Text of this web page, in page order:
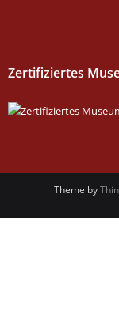
Zertifiziertes
Theme by